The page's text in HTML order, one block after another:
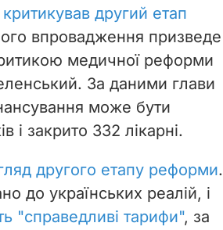
критикував другий етап
впровадження призведе
медичної реформи
За даними глави
може бути
і закрито 332 лікарні.
другого етапу реформи.
до українських реалій, і
"справедливі тарифи", за